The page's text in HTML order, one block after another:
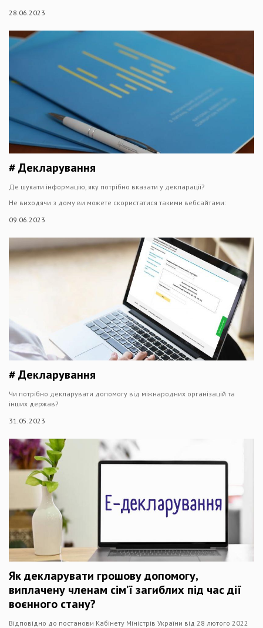
28.06.2023
# Декларування
Де шукати інформацію, яку потрібно вказати у декларації?
Не виходячи з дому ви можете скористатися такими вебсайтами:
09.06.2023
# Декларування
Чи потрібно декларувати допомогу від міжнародних організацій та
інших держав?
31.05.2023
Як декларувати грошову допомогу,
виплачену членам сім’ї загиблих під час дії
воєнного стану?
Відповідно до постанови Кабінету Міністрів України від 28 лютого 2022